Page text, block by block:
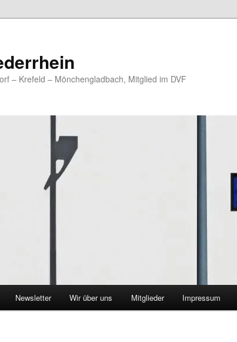
– Krefeld – Mönchengladbach, Mitglied im DVF
Newsletter Wir über uns Mitglieder Impressum